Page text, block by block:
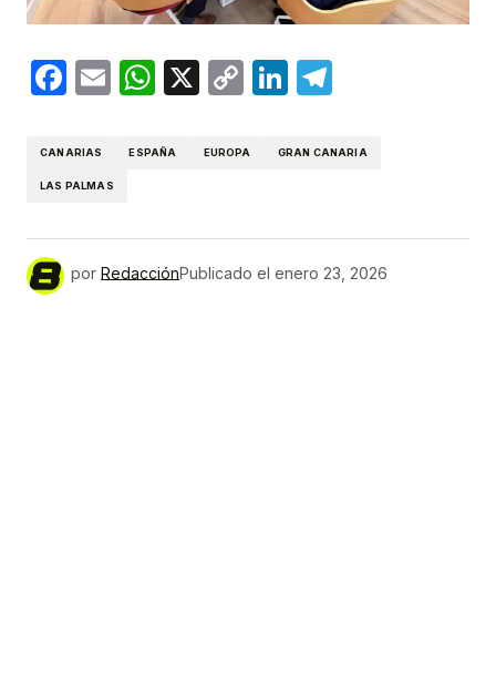
Facebook
EmailWhatsApp
X
CopyLinkedIn
CANARIAS ESPAÑA EUROPA GRAN CANARIA
LAS PALMAS
por RedacciónPublicado el enero 23, 2026